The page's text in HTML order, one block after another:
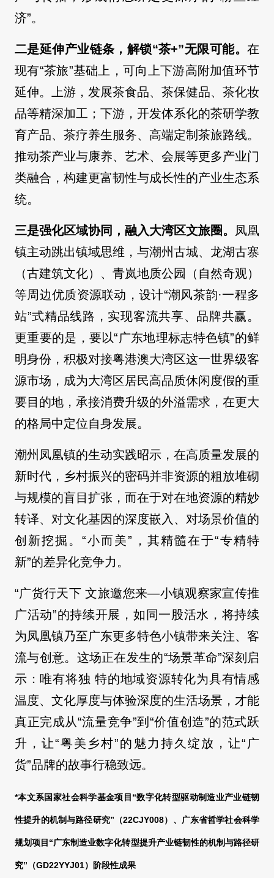
济”。
二是延伸产业链条，解锁“茶+”无限可能。 在
现有“茶旅”基础上，可向上下游高附加值环节
延伸。上游，发展茶食品、茶保健品、茶化妆
品等精深加工；下游，开发体系化的茶研学教
育产品、茶疗养生服务、高端定制茶旅路线。
推动茶产业与康养、艺术、会展等更多产业门
类融合，构建更富韧性与成长性的产业生态系
统。
三是强化区域协同，融入大湾区文旅圈。 凤凰
镇主动跳出镇域思维，与潮州古城、龙湖古寨
（古建筑文化）、青岚地质公园（自然奇观）
等周边优质资源联动，设计“潮风茶韵·一程多
站”式精品线路，实现客流共享、品牌共赢。
更重要的是，要以“广东地理标志特色镇”的鲜
明身份，积极对接粤港澳大湾区这一世界级客
源市场，成为大湾区居民高品质休闲度假的重
要目的地，承接消费升级的外溢需求，在更大
的格局中定位自身发展。
潮州凤凰镇的生动实践昭示，在高质量发展的
新时代，乡村振兴的密码并非资源的粗放堆砌
与规模的盲目扩张，而在于对在地资源的精妙
转译、对文化基因的深度嵌入、对场景价值的
创新挖掘。“小而美”，其精髓在于“专精特
新”的差异化竞争力。
“广货行天下 文旅邀您来—小镇观察家宣传推
广活动”的持续开展，如同一股活水，将持续
为凤凰镇乃至广东更多特色小镇带来关注、客
流与创意。这场正在发生的“场景革命”深刻启
示：唯有将独 特的地域资源转化为具有情感
温度、文化厚度与体验深度的生活场景，才能
真正完成从“流量竞争”到“价值创造”的范式跃
升，让“粤美乡村”的魅力持久绽放，让“广
货”品牌的故事行稳致远。
*本文系国家社会科学基金项目“数字化转型驱动制造业产业链韧
性提升的机制与路径研究”（22CJY008）、广东省哲学社会科学
规划项目“广东制造业数字化转型提升产业链韧性的机制与路径研
究”（GD22YYJ01）阶段性成果